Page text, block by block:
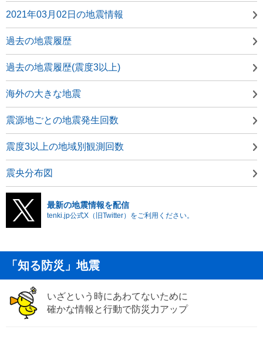
2021年03月02日の地震情報
過去の地震履歴
過去の地震履歴(震度3以上)
海外の大きな地震
震源地ごとの地震発生回数
震度3以上の地域別観測回数
震央分布図
最新の地震情報を配信
tenki.jp公式X（旧Twitter）をご利用ください。
「知る防災」地震
いざという時にあわてないために
確かな情報と行動で防災力アップ